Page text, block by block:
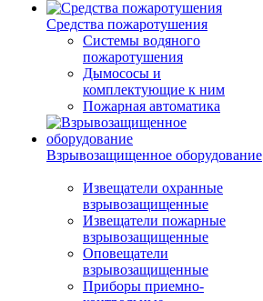
Средства пожаротушения
Системы водяного
пожаротушения
Дымососы и
комплектующие к ним
Пожарная автоматика
Взрывозащищенное оборудование
Извещатели охранные
взрывозащищенные
Извещатели пожарные
взрывозащищенные
Оповещатели
взрывозащищенные
Приборы приемно-